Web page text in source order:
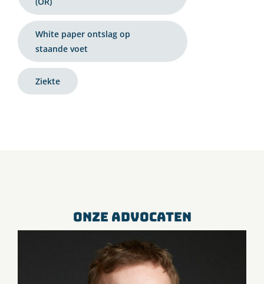
White paper ontslag op
staande voet
Ziekte
ONZE ADVOCATEN